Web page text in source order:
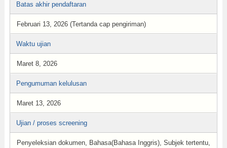
Batas akhir pendaftaran
Februari 13, 2026 (Tertanda cap pengiriman)
Waktu ujian
Maret 8, 2026
Pengumuman kelulusan
Maret 13, 2026
Ujian / proses screening
Penyeleksian dokumen, Bahasa(Bahasa Inggris), Subjek tertentu,